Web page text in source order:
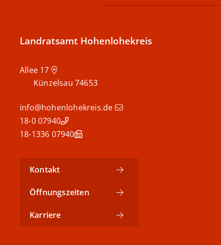
Landratsamt Hohenlohekreis
74653
Künzelsau
info@hohenlohekreis.de
07940 18-0
07940 18-1336
Kontakt
Öffnungszeiten
Karriere